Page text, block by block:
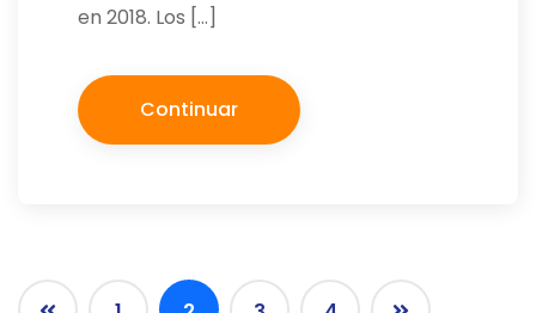
en 2018. Los […]
Continuar